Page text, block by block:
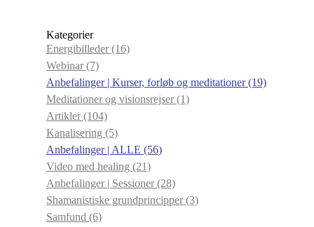
Kategorier
Energibilleder(16)
Webinar(7)
Anbefalinger | Kurser, forløb og meditationer(19)
Meditationer og visionsrejser(1)
Artikler(104)
Kanalisering (5)
Anbefalinger | ALLE (56)
Video med healing (21)
Anbefalinger | Sessioner(28)
Shamanistiske grundprincipper(3)
Samfund (6)